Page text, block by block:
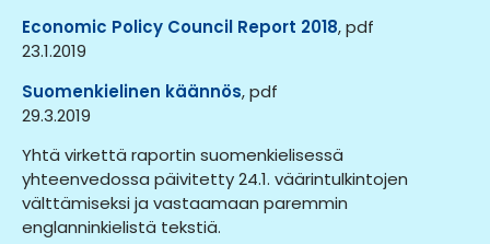
Economic Policy Council Report 2018, pdf
23.1.2019
Suomenkielinen käännös, pdf
29.3.2019
Yhtä virkettä raportin suomenkielisessä
yhteenvedossa päivitetty 24.1. väärintulkintojen
välttämiseksi ja vastaamaan paremmin
englanninkielistä tekstiä.